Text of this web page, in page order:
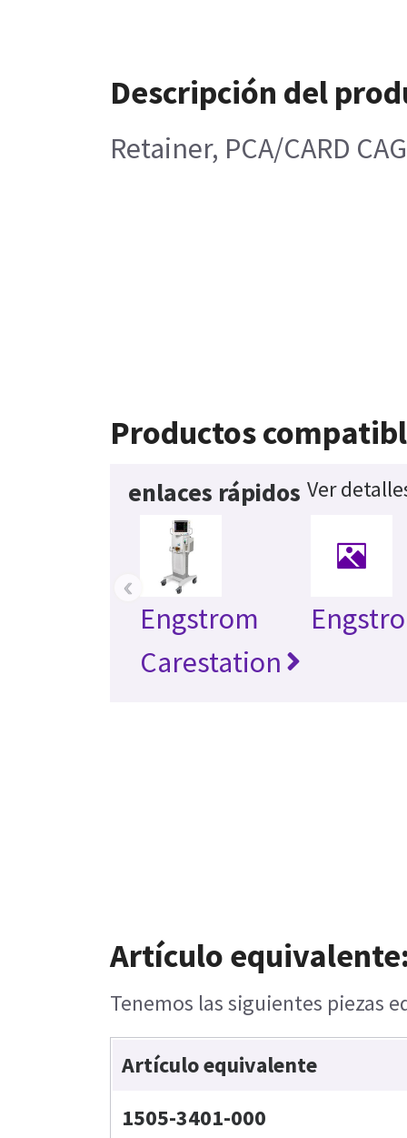
Descripción del
Retainer, PCA/CARD
Productos
enlaces rápidos Ver
Engstrom
Carestation
‹
Artículo
Tenemos las siguientes piezas
Artículo equivalente
1505-3401-000